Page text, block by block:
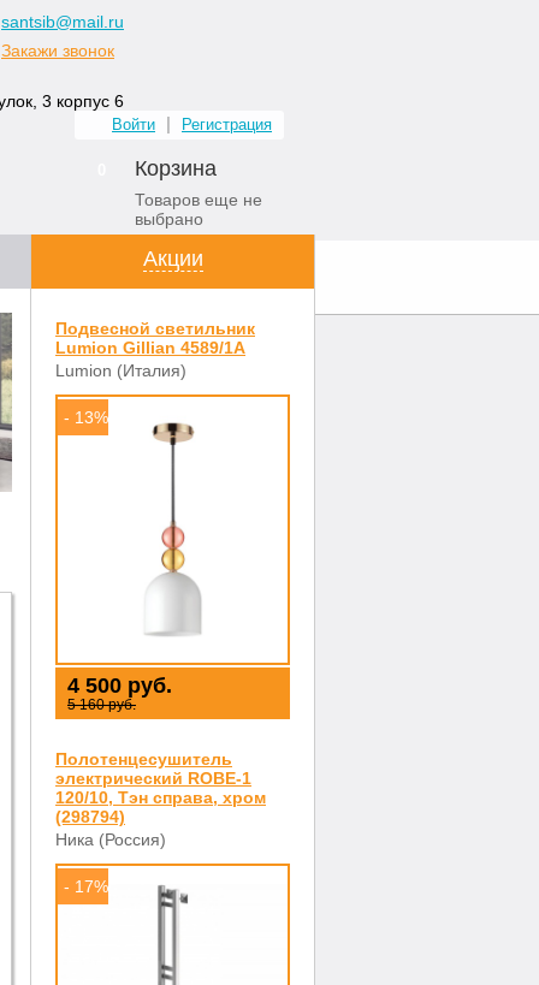
santsib@mail.ru
Закажи звонок
3 корпус 6
Войти Регистрация
Корзина
Товаров еще не
выбрано
Контакты
Акции
Подвесной светильник
Lumion Gillian 4589/1A
Lumion (Италия)
- 13%
4 500 руб.
5 160 руб.
Полотенцесушитель
электрический ROBE-1
120/10, Тэн справа, хром
(298794)
Ника (Россия)
- 17%